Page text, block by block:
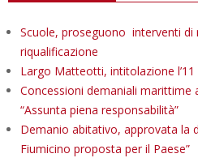
Scuole, proseguono interventi di
riqualificazione
Largo Matteotti, intitolazione
Concessioni demaniali marittime
“Assunta piena responsabilità”
Demanio abitativo, approvata la
Fiumicino proposta per il Paese”